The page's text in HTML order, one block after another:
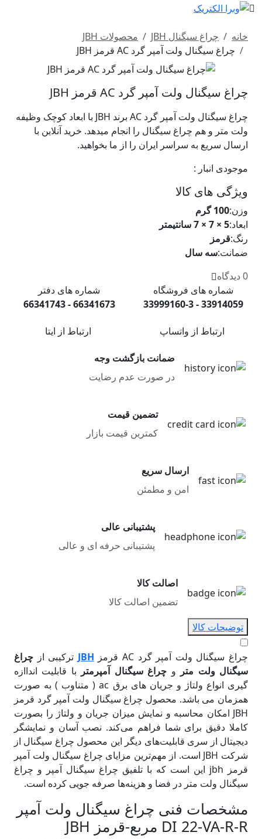
خانه چراغ سیگنال JBH
محصولات JBH
چراغ سیگنال ولت آمپر گرد AC قرمز JBH
چراغ سیگنال ولت آمپر گرد AC قرمز JBH
چراغ سیگنال ولت آمپر گرد AC برند JBH با ابعاد کوچک وظیفه
ولت متر و هم چراغ سیگنال را انجام میدهد. خرید آنلاین با
ارسال سریع به سراسر ایران را از ما بخواهید.
موجودی انبار :
ویژگی های کالا
وزن:100 گرم
ابعاد:5 × 7 × 7 سانتیمتر
رنگ:قرمز
ضمانت:سه سال
0 دیدگاه
شماره های فروشگاه
33914059 - 33999160-3
شماره های دفتر
66341673 - 66341743
ارتباط از واتساپ ارتباط از ایتا
ضمانت بازگشت وجه
در صورت عدم رضایت
تضمین قیمت
کمترین قیمت بازار
ارسال سریع
امن و مطمئن
پشتیبانی عالی
پشتیبانی حرفه ای و عالی
اصالت کالا
تضمین اصالت کالا
توضیحات کالا
چراغ سیگنال ولت آمپر گرد AC قرمز JBH ترکیبی از چراغ
سیگنال ولت متر و چراغ سیگنال آمپرمتر با قابلیت انداازه
گیری انواع ولتاژ و جریان های برق ac ( متناوب ) به صورت
همزمان می باشد. محصول چراغ سیگنال ولت آمپر گرد قرمز
JBH امکان محاسبه و نمایش میزان جریان و ولتاژ را بصورت
کاملا دقیق برای شما فراهم می‌کند. نصب آسان و نمایشگر
دیجیتال از سری قابلیت‌های دیگر این محصول چراغ سیگنال از
شرکت JBH است. از مهم‌ترین مزایای چراغ سیگنال ولت آمپر
قرمز jbh این است که با تلفیق چراغ سیگنال آمپر و چراغ
سیگنال ولت متر در فضا و هزینه‌ها صرفه جویی کرده است.
مشخصات فنی چراغ سیگنال ولت آمپر
DI 22-VA-R-R مربع-قرمز JBH